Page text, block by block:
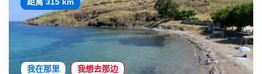
我在那里 我想去那边